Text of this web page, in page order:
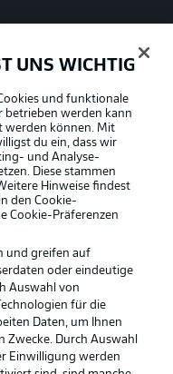
UNS WICHTIG
und funktionale
betrieben werden kann
werden können. Mit
du ein, dass wir
und Analyse-
Diese stammen
Hinweise findest
den Cookie-
Cookie-Präferenzen
und greifen auf
oder eindeutige
Auswahl von
für die
Daten, um Ihnen
Zwecke. Durch Auswahl
Einwilligung werden